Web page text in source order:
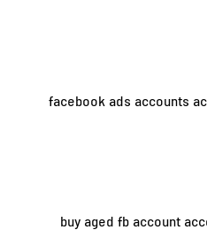
facebook ads accounts
buy aged fb account